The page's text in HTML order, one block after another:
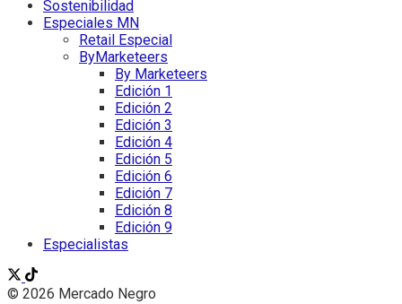
Sostenibilidad
Especiales MN
Retail Especial
ByMarketeers
By Marketeers
Edición 1
Edición 2
Edición 3
Edición 4
Edición 5
Edición 6
Edición 7
Edición 8
Edición 9
Especialistas
© 2026 Mercado Negro